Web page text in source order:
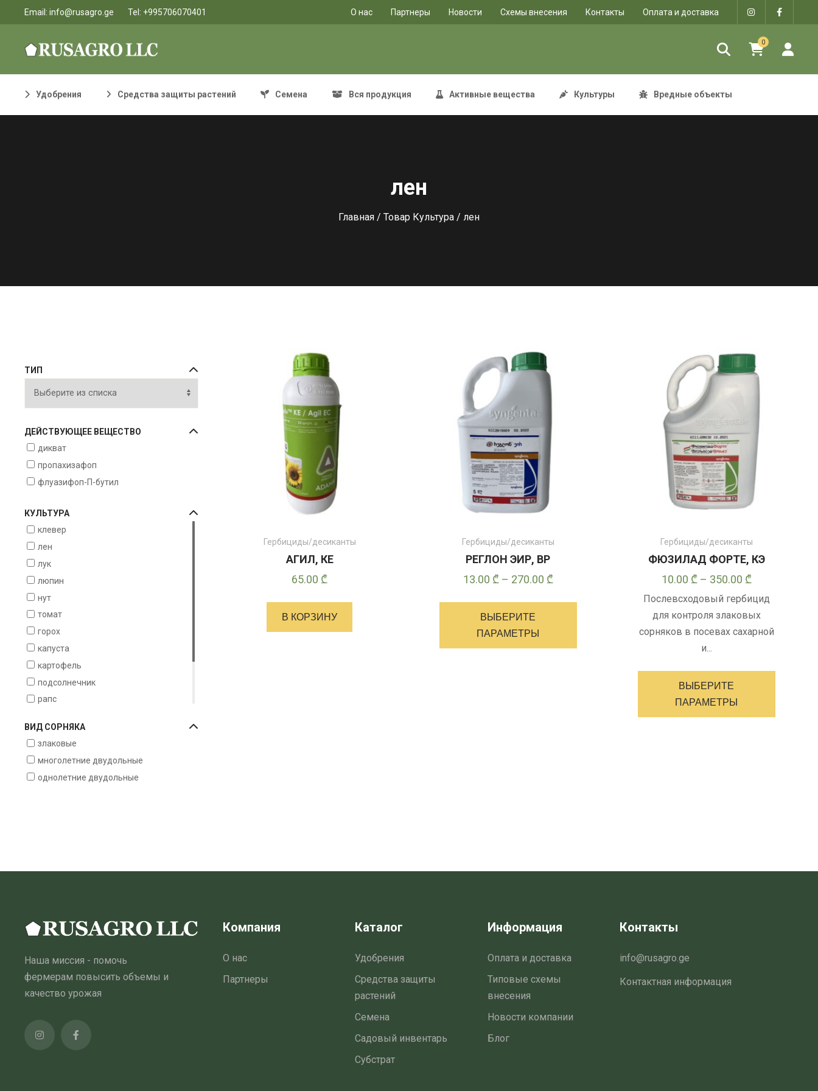
Email: info@rusagro.ge Tel: +995706070401 O нас Партнеры Новости Схемы внесения Контакты Оплата и доставка
0
Удобрения Средства защиты растений Семена Вся продукция Активные вещества Культуры Вредные объекты
лен
Главная / Товар Культура / лен
ТИП
ДЕЙСТВУЮЩЕЕ ВЕЩЕСТВО
дикват
пропахизафоп
флуазифоп-П-бутил
КУЛЬТУРА
клевер
лен
лук
люпин
нут
томат
горох
капуста
картофель
подсолнечник
рапс
соя
сады
ВИД СОРНЯКА
злаковые
многолетние двудольные
однолетние двудольные
Гербициды/десиканты
АГИЛ, КЕ
65.00 ₾
В КОРЗИНУ
Гербициды/десиканты
РЕГЛОН ЭИР, ВР
13.00 ₾ – 270.00 ₾Диапазон
ВЫБЕРИТЕ
ПАРАМЕТРЫ
Гербициды/десиканты
ФЮЗИЛАД ФОРТЕ, КЭ
10.00 ₾ – 350.00 ₾Диапазон
цен:
10.00 ₾
–
Послевсходовый гербицид
для контроля злаковых
сорняков в посевах сахарной
и...
ВЫБЕРИТЕ
ПАРАМЕТРЫ
Наша миссия - помочь
фермерам повысить объемы и
качество урожая
Компания
О нас
Партнеры
Каталог
Удобрения
Средства защиты
растений
Семена
Садовый инвентарь
Субстрат
Информация
Оплата и доставка
Типовые схемы
внесения
Новости компании
Блог
Контакты
info@rusagro.ge
Контактная информация